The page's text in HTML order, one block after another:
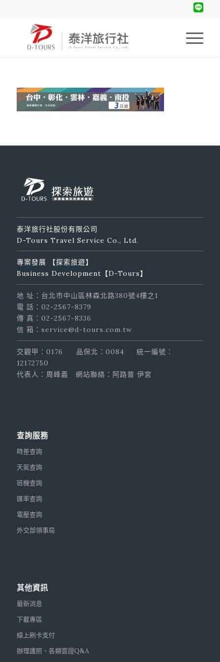
泰洋旅行社股份有限公司
D-Tours Travel Service Co., Ltd.
專案發展 【探索旅遊】
Business Development【D-Tours】
地 址：台北市中山區林森北路380號4樓之1
電 話：02-2567-8379
傳 真：02-2567-8336
信 箱：service@d-tours.com.tw
交觀甲：0176 品保北：0084
統一編號：
12172750
代表人：周峰義
網站聯絡：阿路普 伊宮
查詢服務
時差查詢
天氣查詢
班機查詢
匯率查詢
電壓查詢
外交部領事局
其他資訊
最新消息
下載專區
線上刷卡支付
辦理護照、各類簽證Q&A